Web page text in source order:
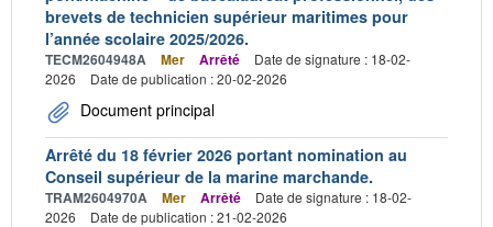
brevets de technicien supérieur maritimes pour
l’année scolaire 2025/2026.
TECM2604948A Mer Arrêté
Date de signature : 18-02-
2026
Date de publication : 20-02-2026
Document principal
Arrêté du 18 février 2026 portant nomination au
Conseil supérieur de la marine marchande.
TRAM2604970A Mer Arrêté
Date de signature : 18-02-
2026
Date de publication : 21-02-2026